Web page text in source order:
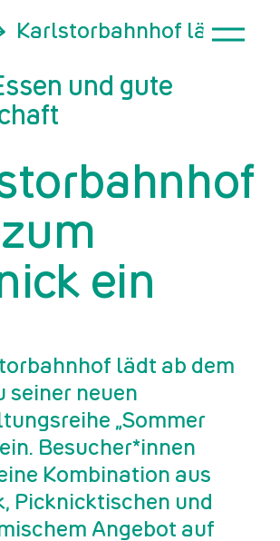
Karlstorbahnhof lädt zum
und gute
ein
lädt ab dem
seiner neuen
„Sommer
Besucher*innen
Kombination aus
Picknicktischen und
Angebot auf